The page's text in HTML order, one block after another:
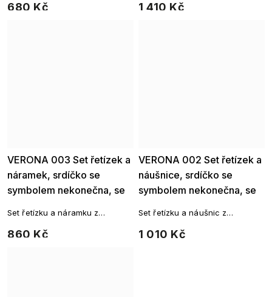
680 Kč 1 410 Kč
VERONA 003 Set řetízek a
náramek, srdíčko se
symbolem nekonečna, se
Ellami
860 Kč
Set řetízku a náramku z
VERONA 002 Set řetízek a
náušnice, srdíčko se
symbolem nekonečna, se
Ellami
1 010 Kč
Set řetízku a náušnic z